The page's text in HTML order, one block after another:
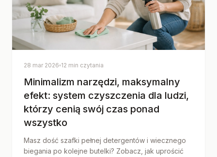
28 mar 2026 12 min czytania
Minimalizm narzędzi, maksymalny
efekt: system czyszczenia dla ludzi,
którzy cenią swój czas ponad
wszystko
Masz dość szafki pełnej detergentów i wiecznego
biegania po kolejne butelki? Zobacz, jak uprościć